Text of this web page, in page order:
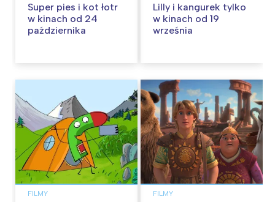
Super pies i kot łotr
w kinach od 24
października
Lilly i kangurek tylko
w kinach od 19
września
FILMY FILMY